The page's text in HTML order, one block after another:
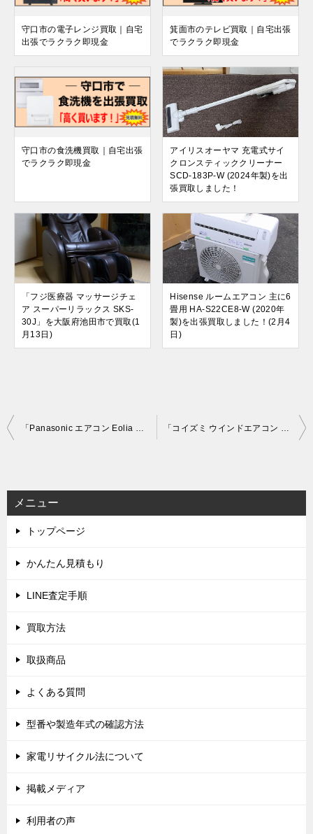
守口市の電子レンジ買取｜自宅
出張でラクラク即現金
箕面市のテレビ買取｜自宅出張
でラクラク即現金
守口市の食洗機買取｜自宅出張
でラクラク即現金
アイリスオーヤマ 充電式サイ
クロンスティッククリーナー
SCD-183P-W (2024年製)を出
張買取しました！
「フジ医療器 マッサージチェ
ア スーパーリラックス SKS-
30J」を大阪府池田市で買取(1
月13日)
Hisense ルームエアコン 主に6
畳用 HA-S22CE8-W (2020年
製)を出張買取しました！(2月4
日)
投
ビ
ゲ
ー
シ
メニュー
トップページ
かんたん見積もり
LINE査定手順
買取方法
取扱商品
よくある質問
型番や製造年式の確認方法
家電リサイクル法について
掲載メディア
利用者の声